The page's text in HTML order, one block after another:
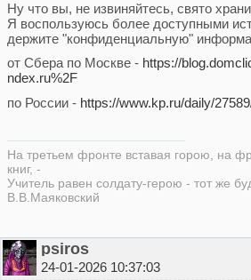
Ну что вы, не извиняйтесь, свято
Я воспользуюсь более доступными
держите "конфиденциальную"
от Сбера по Москве - https://
ndex.ru%2F
по России - https://www.kp.ru/daily/
На третьем фронте вставая горою, на
книг, -
Учитель равен солдату-герою - тот же
В.В.Маяковский
psiros
24-01-2026 10:37:03